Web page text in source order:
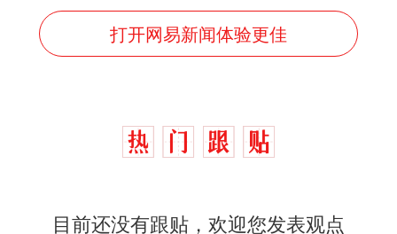
打开网易新闻体验更佳
目前还没有跟贴，欢迎您发表观点